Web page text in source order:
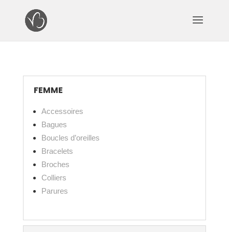
FEMME
Accessoires
Bagues
Boucles d’oreilles
Bracelets
Broches
Colliers
Parures